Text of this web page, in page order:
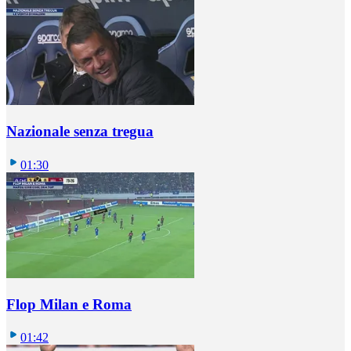
Nazionale senza tregua
01:30
Flop Milan e Roma
01:42